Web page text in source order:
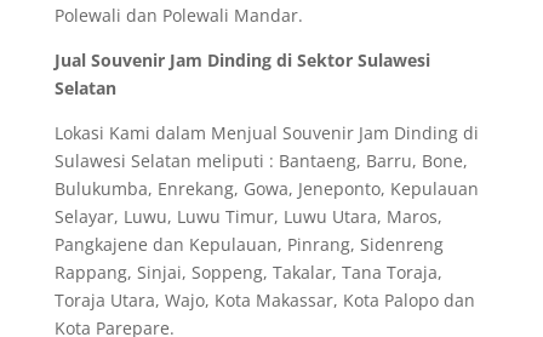
Polewali dan Polewali Mandar.
Jual Souvenir Jam Dinding di Sektor Sulawesi
Selatan
Lokasi Kami dalam Menjual Souvenir Jam Dinding di
Sulawesi Selatan meliputi : Bantaeng, Barru, Bone,
Bulukumba, Enrekang, Gowa, Jeneponto, Kepulauan
Selayar, Luwu, Luwu Timur, Luwu Utara, Maros,
Pangkajene dan Kepulauan, Pinrang, Sidenreng
Rappang, Sinjai, Soppeng, Takalar, Tana Toraja,
Toraja Utara, Wajo, Kota Makassar, Kota Palopo dan
Kota Parepare.